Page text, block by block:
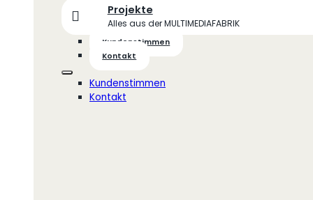
Projekte
Alles aus der MULTIMEDIAFABRIK
Kundenstimmen
Kontakt
Kundenstimmen
Kontakt